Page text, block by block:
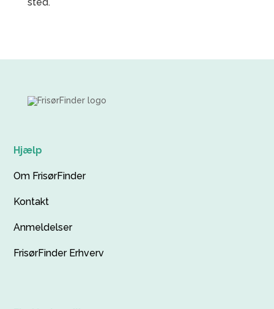
Hjælp
Om FrisørFinder
Kontakt
Anmeldelser
FrisørFinder Erhverv